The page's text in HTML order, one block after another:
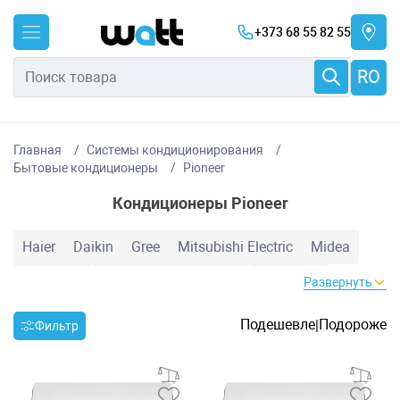
+373 68 55 82 55
RO
Главная
Системы кондиционирования
Бытовые кондиционеры
Pioneer
Кондиционеры Pioneer
Haier Daikin Gree Mitsubishi Electric
Midea
Electrolux
Hyundai
Auratsu Bosch
Hoapp
Nord Star Zanussi MDV Baxi
AUX
Развернуть
Фильтр Подешевле|Подороже